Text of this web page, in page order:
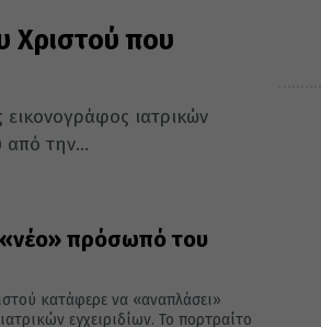
Χριστού που
ιατρικών
από την...
«νέο» πρόσωπό του
κατάφερε να «αναπλάσει»
εγχειριδίων. Το πορτραίτο